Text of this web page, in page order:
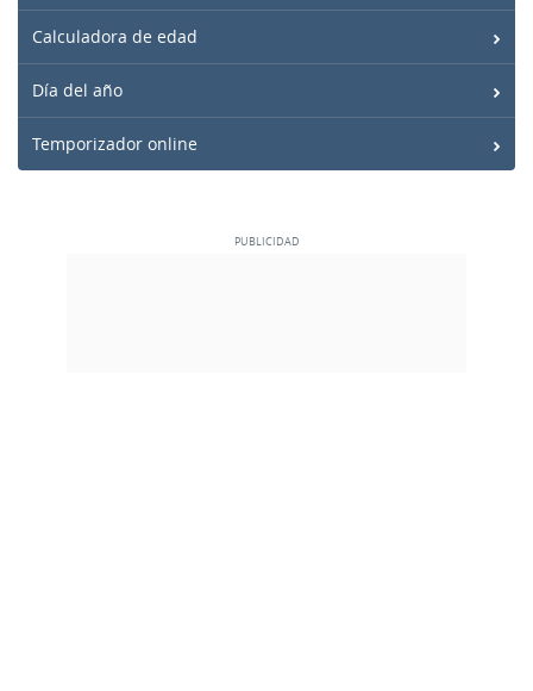
Calculadora de edad
Día del año
Temporizador online